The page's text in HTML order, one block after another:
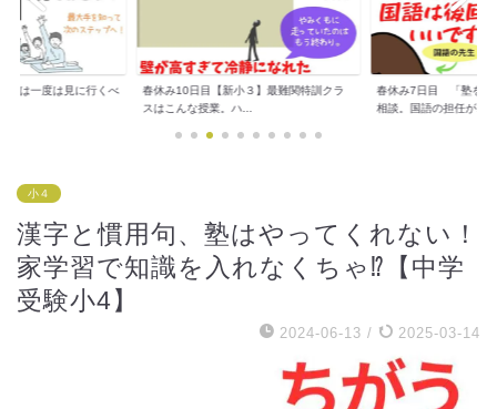
塾は一度は見に行くべ
春休み10日目【新小３】最難関特訓クラ
スはこんな授業。ハ...
春休み7日目 「塾を休
相談。国語の担任が...
小４
漢字と慣用句、塾はやってくれない！
家学習で知識を入れなくちゃ⁉【中学
受験小4】
2024-06-13 / 2025-03-14